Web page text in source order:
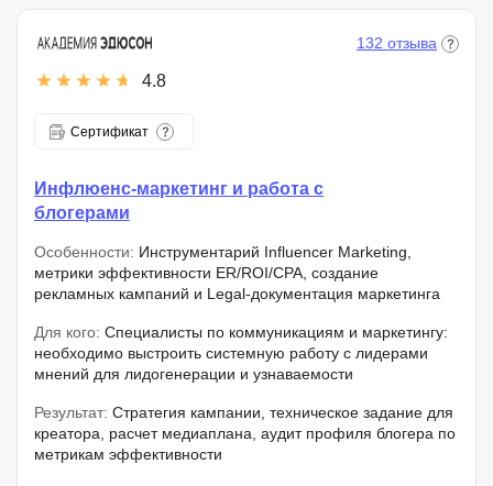
4.8
132 отзыва
Сертификат
Инфлюенс-маркетинг и работа с
блогерами
Особенности: Инструментарий Influencer Marketing,
метрики эффективности ER/ROI/CPA, создание
рекламных кампаний и Legal-документация маркетинга
Для кого: Специалисты по коммуникациям и маркетингу:
необходимо выстроить системную работу с лидерами
мнений для лидогенерации и узнаваемости
Результат: Стратегия кампании, техническое задание для
креатора, расчет медиаплана, аудит профиля блогера по
метрикам эффективности